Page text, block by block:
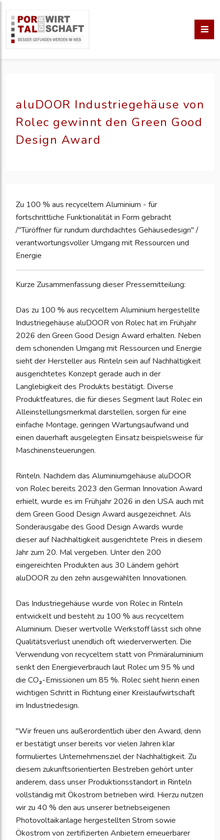
aluDOOR Industriegehäuse von
Rolec gewinnt den Green Good
Design Award
Zu 100 % aus recyceltem Aluminium - für
fortschrittliche Funktionalität in Form gebracht
/"Türöffner für rundum durchdachtes Gehäusedesign" /
verantwortungsvoller Umgang mit Ressourcen und
Energie
Kurze Zusammenfassung dieser Pressemitteilung:
Das zu 100 % aus recyceltem Aluminium hergestellte
Industriegehäuse aluDOOR von Rolec hat im Frühjahr
2026 den Green Good Design Award erhalten. Neben
dem schonenden Umgang mit Ressourcen und Energie
sieht der Hersteller aus Rinteln sein auf Nachhaltigkeit
ausgerichtetes Konzept gerade auch in der
Langlebigkeit des Produkts bestätigt. Diverse
Produktfeatures, die für dieses Segment laut Rolec ein
Alleinstellungsmerkmal darstellen, sorgen für eine
einfache Montage, geringen Wartungsaufwand und
einen dauerhaft ausgelegten Einsatz beispielsweise für
Maschinensteuerungen.
Rinteln. Nachdem das Aluminiumgehäuse aluDOOR
von Rolec bereits 2023 den German Innovation Award
erhielt, wurde es im Frühjahr 2026 in den USA auch mit
dem Green Good Design Award ausgezeichnet. Als
Sonderausgabe des Good Design Awards wurde
dieser auf Nachhaltigkeit ausgerichtete Preis in diesem
Jahr zum 20. Mal vergeben. Unter den 200
eingereichten Produkten aus 30 Ländern gehört
aluDOOR zu den zehn ausgewählten Innovationen.
Das Industriegehäuse wurde von Rolec in Rinteln
entwickelt und besteht zu 100 % aus recyceltem
Aluminium. Dieser wertvolle Werkstoff lässt sich ohne
Qualitätsverlust unendlich oft wiederverwerten. Die
Verwendung von recyceltem statt von Primäraluminium
senkt den Energieverbrauch laut Rolec um 95 % und
die CO₂-Emissionen um 85 %. Rolec sieht hierin einen
wichtigen Schritt in Richtung einer Kreislaufwirtschaft
im Industriedesign.
"Wir freuen uns außerordentlich über den Award, denn
er bestätigt unser bereits vor vielen Jahren klar
formuliertes Unternehmensziel der Nachhaltigkeit. Zu
diesem zukunftsorientierten Bestreben gehört unter
anderem, dass unser Produktionsstandort in Rinteln
vollständig mit Ökostrom betrieben wird. Hierzu nutzen
wir zu 40 % den aus unserer betriebseigenen
Photovoltaikanlage hergestellten Strom sowie
Ökostrom von zertifizierten Anbietern erneuerbarer